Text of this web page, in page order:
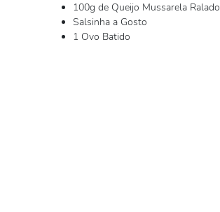
100g de Queijo Mussarela Ralado
Salsinha a Gosto
1 Ovo Batido